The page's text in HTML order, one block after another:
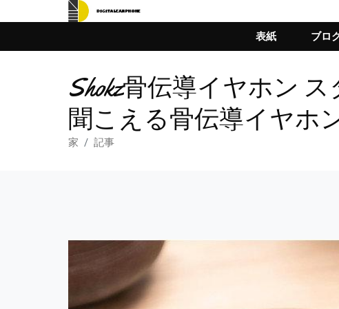
表紙 ブロ
Shokz骨伝導イヤホン
聞こえる骨伝導イヤホ
家 記事